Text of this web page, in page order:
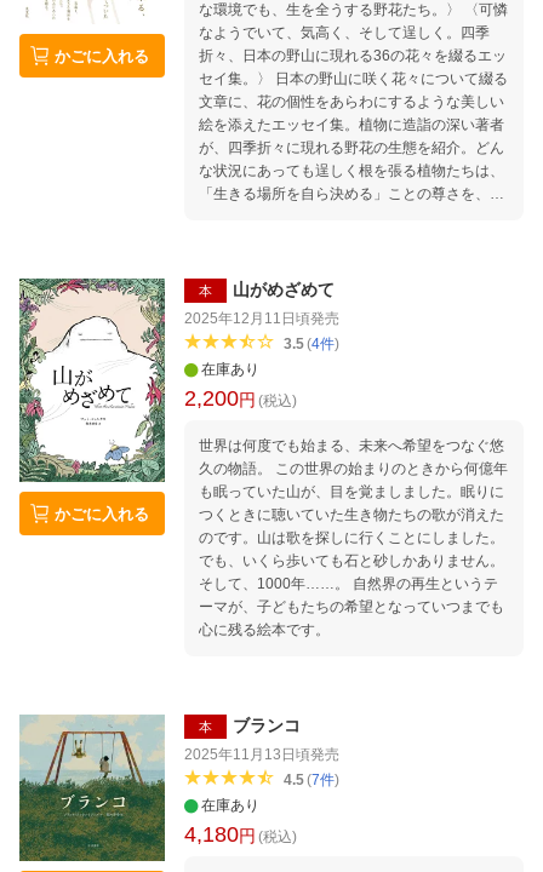
かごに入れる
な環境でも、生を全うする野花たち。〉 〈可憐
なようでいて、気高く、そして逞しく。四季
折々、日本の野山に現れる36の花々を綴るエッ
セイ集。〉 日本の野山に咲く花々について綴る
文章に、花の個性をあらわにするような美しい
絵を添えたエッセイ集。植物に造詣の深い著者
が、四季折々に現れる野花の生態を紹介。どん
な状況にあっても逞しく根を張る植物たちは、
「生きる場所を自ら決める」ことの尊さを、人
いし世界はそういう人に有利にできているし、
生きていくに選択肢も広がるからだ。別に画一
的な世の中をよしとしているわけではなくと
も、親心で少しでも楽なほうをと先導してしま
う。そういう自分に葛藤を抱くときは、渓流の
奥へ足を運び、そこで満足げに咲いているイワ
んとうの幸せとは何かを教えてくれる。」（本
文より）
かごに入れる
本 山がめざめて
2025年12月11日頃発売
3.5(4件)
在庫あり
2,200円 (税込)
世界は何度でも始まる、未来へ希望をつなぐ悠
久の物語。 この世界の始まりのときから何億年
も眠っていた山が、目を覚ましました。眠りに
つくときに聴いていた生き物たちの歌が消えた
のです。山は歌を探しに行くことにしました。
でも、いくら歩いても石と砂しかありません。
そして、1000年……。 自然界の再生というテ
ーマが、子どもたちの希望となっていつまでも
心に残る絵本です。
本 ブランコ
2025年11月13日頃発売
4.5(7件)
在庫あり
4,180円 (税込)